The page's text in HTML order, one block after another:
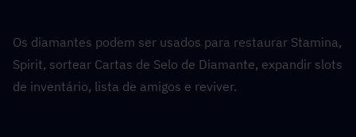
Os diamantes podem ser usados para restaurar Stamina,
Spirit, sortear Cartas de Selo de Diamante, expandir slots
de inventário, lista de amigos e reviver.